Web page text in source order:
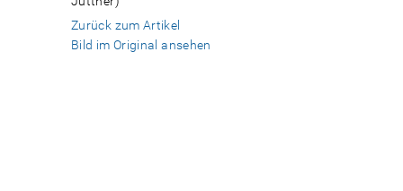
Zurück zum Artikel
Bild im Original ansehen